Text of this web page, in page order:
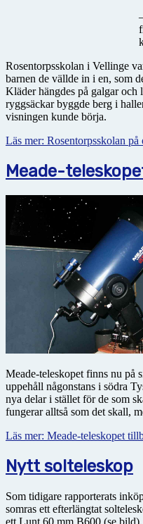
Rosentorpsskolan i Vellinge
barnen de vällde in i en, som
Kläder hängdes på galgar
ryggsäckar byggde berg i
visningen kunde börja.
Läs mer: Rosentorpsskolan på
Meade-
Meade-teleskopet finns nu på
uppehåll någonstans i södra
nya delar i stället för de som
fungerar alltså som det skall,
Läs mer: Meade-teleskopet
Nytt solteleskop
Som tidigare rapporterats
somras ett efterlängtat
ett Lunt 60 mm B600 (se